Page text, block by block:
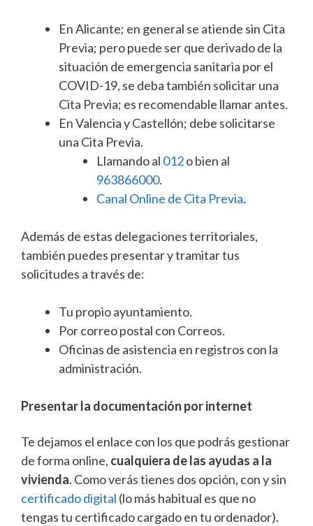
En Alicante; en general se atiende sin Cita
Previa; pero puede ser que derivado de la
situación de emergencia sanitaria por el
COVID-19, se deba también solicitar una
Cita Previa; es recomendable llamar antes.
En Valencia y Castellón; debe solicitarse
una Cita Previa.
Llamando al 012o bien al
963866000.
Canal Online de Cita Previa.
Además de estas delegaciones territoriales,
también puedes presentar y tramitar tus
solicitudes a través de:
Tu propio ayuntamiento.
Por correo postal con Correos.
Oficinas de asistencia en registros con la
administración.
Presentar la documentación por internet
Te dejamos el enlace con los que podrás gestionar
de forma online, cualquiera de las ayudas a la
vivienda. Como verás tienes dos opción, con y sin
certificado digital (lo más habitual es que no
tengas tu certificado cargado en tu ordenador).